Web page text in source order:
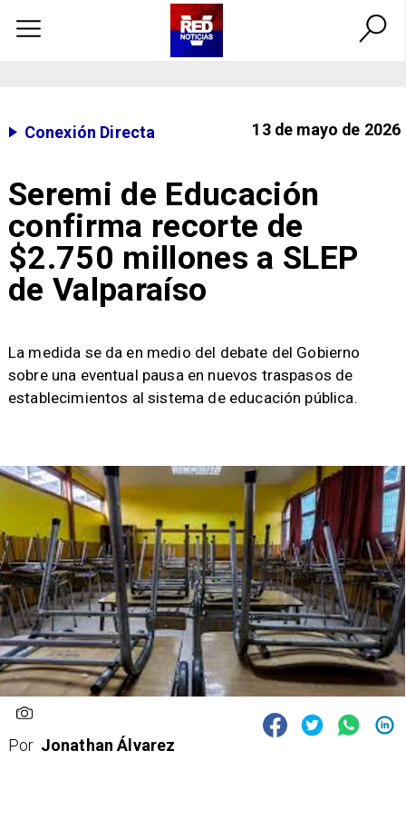
Conexión Directa 13 de mayo de 2026
Seremi de Educación
confirma recorte de
$2.750 millones a SLEP
de Valparaíso
​La medida se da en medio del debate del Gobierno
sobre una eventual pausa en nuevos traspasos de
establecimientos al sistema de educación pública.
Por Jonathan Álvarez